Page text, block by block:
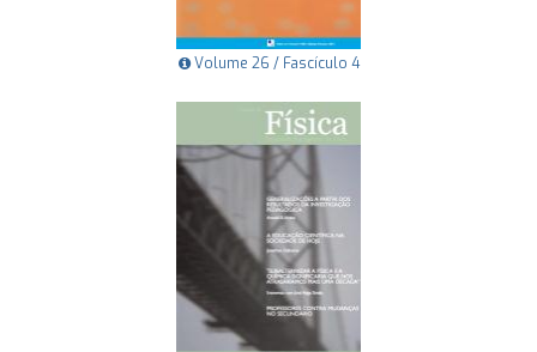
Volume 26 / Fascículo 4